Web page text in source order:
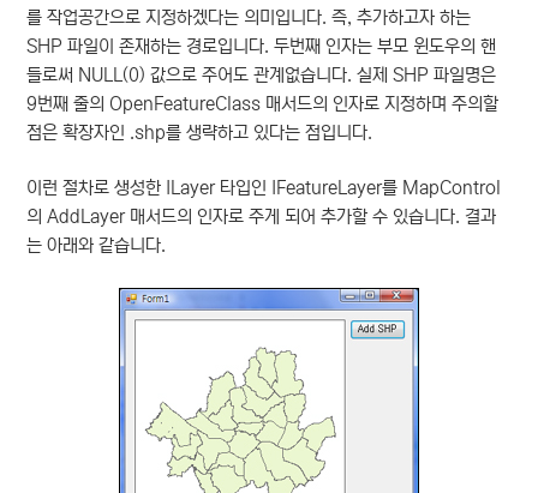
를 작업공간으로 지정하겠다는 의미입니다. 즉, 추가하고자 하는
SHP 파일이 존재하는 경로입니다. 두번째 인자는 부모 윈도우의 핸
들로써 NULL(0) 값으로 주어도 관계없습니다. 실제 SHP 파일명은
9번째 줄의 OpenFeatureClass 매서드의 인자로 지정하며 주의할
점은 확장자인 .shp를 생략하고 있다는 점입니다.
이런 절차로 생성한 ILayer 타입인 IFeatureLayer를 MapControl
의 AddLayer 매서드의 인자로 주게 되어 추가할 수 있습니다. 결과
는 아래와 같습니다.